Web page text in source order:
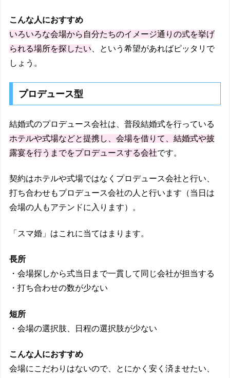
こんな人におすすめ
いろいろな会場から自分たちのイメージ通りの式を挙げ
られる場所を探したい、という希望があればピッタリで
しょう。
プロデュース型
結婚式のプロデュース会社は、普段結婚式を行っている
ホテルや式場などと提携し、会場を借りて、結婚式や披
露宴を行うまでをプロデュースする会社です。
契約はホテルや式場ではなくプロデュース会社と行い、
打ち合わせもプロデュース会社の人と行います（当日は
会場の人もアテンドに入ります）。
「スマ婚」はこれに当てはまります。
長所
・会場探しから式当日まで一貫して同じ会社が担当する
・打ち合わせの数が少ない
短所
・会場の選択肢、日程の選択肢が少ない
こんな人におすすめ
会場にこだわりはないので、とにかく安く済ませたい、